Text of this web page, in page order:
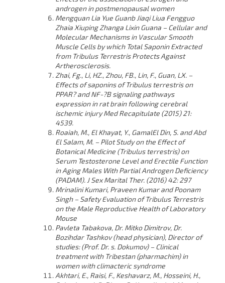
androgen in postmenopausal women
Mengquan Lia Yue Guanb Jiaqi Liua Fengguo
Zhaia Xiuping Zhanga Lixin Guana – Cellular and
Molecular Mechanisms in Vascular Smooth
Muscle Cells by which Total Saponin Extracted
from Tribulus Terrestris Protects Against
Artherosclerosis.
Zhai, Fg., Li, HZ., Zhou, FB., Lin, F., Guan, LX. –
Effects of saponins of Tribulus terrestris on
PPAR? and NF-?B signaling pathways
expression in rat brain following cerebral
ischemic injury Med Recapitulate (2015) 21:
4539.
Roaiah, M., El Khayat, Y., GamalEl Din, S. and Abd
El Salam, M. – Pilot Study on the Effect of
Botanical Medicine (Tribulus terrestris) on
Serum Testosterone Level and Erectile Function
in Aging Males With Partial Androgen Deficiency
(PADAM). J Sex Marital Ther. (2016) 42: 297
Mrinalini Kumari, Praveen Kumar and Poonam
Singh – Safety Evaluation of Tribulus Terrestris
on the Male Reproductive Health of Laboratory
Mouse
Pavleta Tabakova, Dr. Mitko Dimitrov, Dr.
Bozihdar Tashkov (head physician), Director of
studies: (Prof. Dr. s. Dokumov) – Clinical
treatment with Tribestan (pharmachim) in
women with climacteric syndrome
Akhtari, E., Raisi, F., Keshavarz, M., Hosseini, H.,